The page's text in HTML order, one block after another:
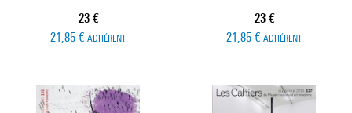
Prix ​​actuel
23 €
21,85 € ADHÉRENT
Prix ​​actuel
23 €
21,85 € ADHÉRENT